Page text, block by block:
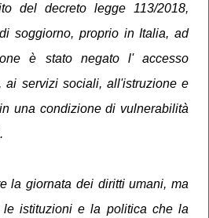
del decreto legge 113/2018,
soggiorno, proprio in Italia, ad
è stato negato l' accesso
ai servizi sociali, all'istruzione e
una condizione di vulnerabilità
la giornata dei diritti umani, ma
le istituzioni e la politica che la